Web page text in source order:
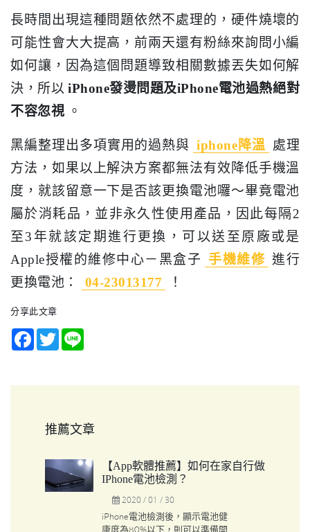
長時間出現這種問題依然不處理的，硬件燒壞的
可能性會大大提高，前兩天還有粉絲來詢問小編
如何讓，因為這個問題導致相關數據丟失如何解
決，所以 iPhone發燙問題及iPhone電池過熱絕對
不容忽視 。
黑編整理出多項實用的過熱與 iphone降溫
處理
方法，如果以上解決方案都無法有效降低手機溫
度，就該留意一下是否該更換電池囉～畢竟電池
屬於消耗品，並非永久性使用產品，因此每隔2
至3年就該定期進行更換，可以送至原廠或是
Apple授權的維修中心－黑盒子
手機維修 進行
更換電池：
04-23013177 ！
分享此文章
Facebook
Twitter
推薦文章
【App軟體推薦】如何在家自行做
IPhone電池檢測？
2020 / 01 / 30
iPhone電池檢測後，顯示電池健
康度為80%以下，則可以準備開